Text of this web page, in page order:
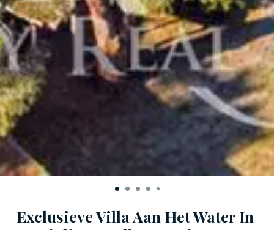
Exclusieve Villa Aan Het Water In